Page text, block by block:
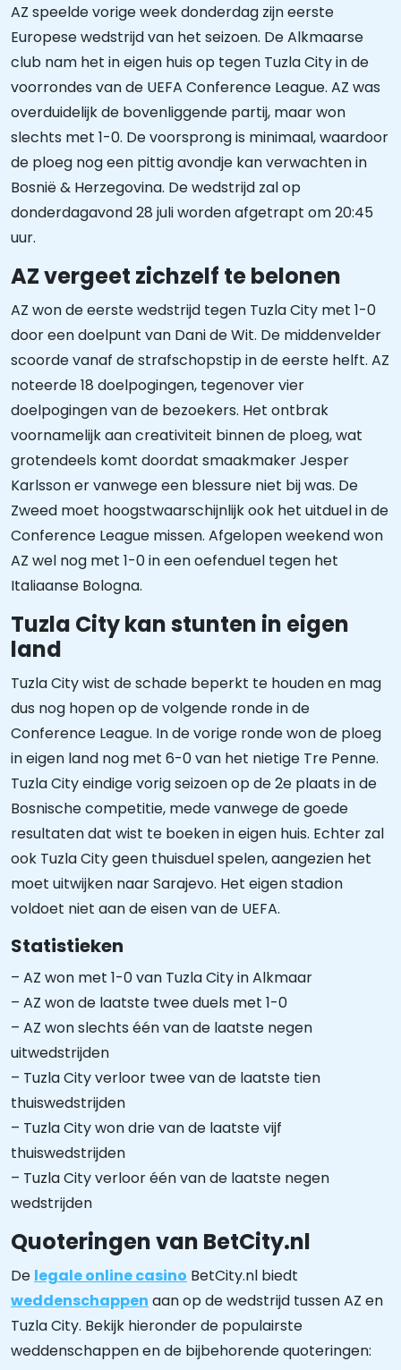
AZ speelde vorige week donderdag zijn eerste
Europese wedstrijd van het seizoen. De Alkmaarse
club nam het in eigen huis op tegen Tuzla City in de
voorrondes van de UEFA Conference League. AZ was
overduidelijk de bovenliggende partij, maar won
slechts met 1-0. De voorsprong is minimaal, waardoor
de ploeg nog een pittig avondje kan verwachten in
Bosnië & Herzegovina. De wedstrijd zal op
donderdagavond 28 juli worden afgetrapt om 20:45
uur.
AZ vergeet zichzelf te belonen
AZ won de eerste wedstrijd tegen Tuzla City met 1-0
door een doelpunt van Dani de Wit. De middenvelder
scoorde vanaf de strafschopstip in de eerste helft. AZ
noteerde 18 doelpogingen, tegenover vier
doelpogingen van de bezoekers. Het ontbrak
voornamelijk aan creativiteit binnen de ploeg, wat
grotendeels komt doordat smaakmaker Jesper
Karlsson er vanwege een blessure niet bij was. De
Zweed moet hoogstwaarschijnlijk ook het uitduel in de
Conference League missen. Afgelopen weekend won
AZ wel nog met 1-0 in een oefenduel tegen het
Italiaanse Bologna.
Tuzla City kan stunten in eigen
land
Tuzla City wist de schade beperkt te houden en mag
dus nog hopen op de volgende ronde in de
Conference League. In de vorige ronde won de ploeg
in eigen land nog met 6-0 van het nietige Tre Penne.
Tuzla City eindige vorig seizoen op de 2e plaats in de
Bosnische competitie, mede vanwege de goede
resultaten dat wist te boeken in eigen huis. Echter zal
ook Tuzla City geen thuisduel spelen, aangezien het
moet uitwijken naar Sarajevo. Het eigen stadion
voldoet niet aan de eisen van de UEFA.
Statistieken
– AZ won met 1-0 van Tuzla City in Alkmaar
– AZ won de laatste twee duels met 1-0
– AZ won slechts één van de laatste negen
uitwedstrijden
– Tuzla City verloor twee van de laatste tien
thuiswedstrijden
– Tuzla City won drie van de laatste vijf
thuiswedstrijden
– Tuzla City verloor één van de laatste negen
wedstrijden
Quoteringen van BetCity.nl
De legale online casino BetCity.nl biedt
weddenschappen aan op de wedstrijd tussen AZ en
Tuzla City. Bekijk hieronder de populairste
weddenschappen en de bijbehorende quoteringen: